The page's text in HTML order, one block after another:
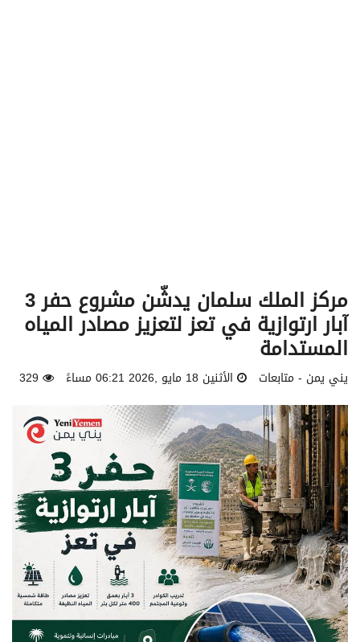
مركز الملك سلمان يدشّن مشروع حفر 3
آبار ارتوازية في تعز لتعزيز مصادر المياه
المستدامة
يني يمن - متابعات الأثنين 18 مايو ,2026 06:21 مساءً 329